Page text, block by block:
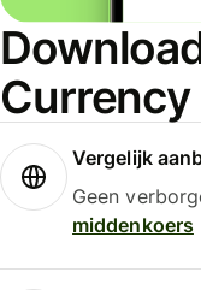
Vergelijk
Geen
middenkoers